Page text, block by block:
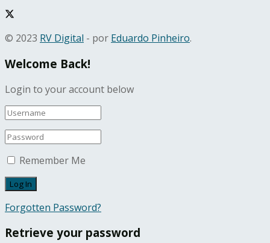
© 2023 RV Digital - por Eduardo Pinheiro.
Welcome Back!
Login to your account below
Remember Me
Forgotten Password?
Retrieve your password